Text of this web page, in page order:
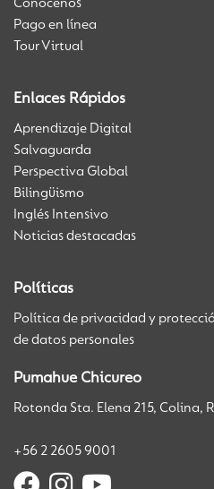
Conócenos
Pago en línea
Tour Virtual
Enlaces Rápidos
Aprendizaje Digital
Salvaguarda
Perspectiva Global
Bilingüismo
Inglés Intensivo
Noticias destacadas
Políticas
Política de privacidad y
de datos personales
Pumahue Chicureo
Rotonda Sta. Elena 215, Colina,
+56 2 2605 9001